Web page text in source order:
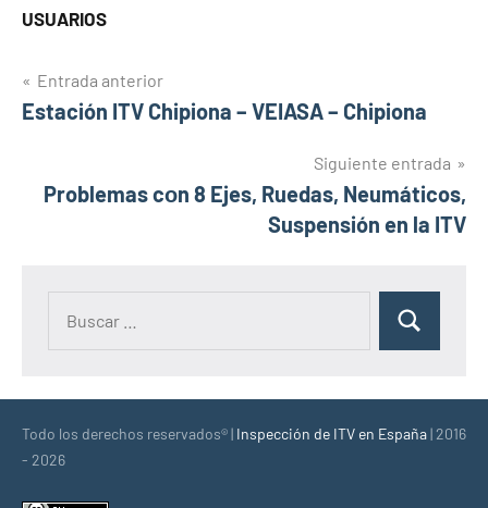
USUARIOS
Navegación
de
Entrada anterior
Estación ITV Chipiona – VEIASA – Chipiona
Siguiente entrada
Problemas cοn 8 Ejes, Ruedas, Neumáticos,
Suspensión en la ITV
Buscar
Todo los derechos reservados® | Inspección de ITV en España| 2016
- 2026